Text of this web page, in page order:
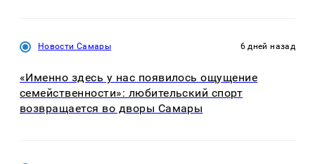
Новости Самары 6 дней назад
«Именно здесь у нас появилось ощущение
семейственности»: любительский спорт
возвращается во дворы Самары